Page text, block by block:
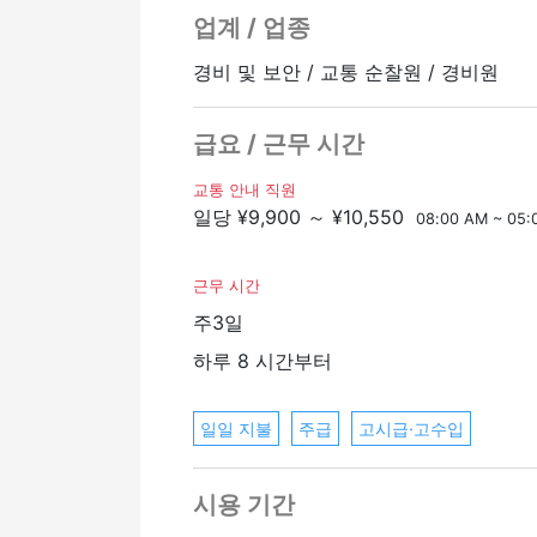
・일에 익숙해지면 야간에도 일할 수 있
*65세 이상은 하루 9,900엔부터
※월급은 경력과 능력에 따라 인상됩니다.
・정규직이 될 수 있는 기회가 있습니다.
・멀리 사는 사람도 온라인으로 면접을
・기숙사가 필요한 경우 문의하시기 바
업계 / 업종
경비 및 보안 / 교통 순찰원 / 경비원
급요 / 근무 시간
교통 안내 직원
일당 ¥9,900 ～ ¥10,550 08:00 AM ~
근무 시간
주3일
하루 8 시간부터
일일 지불 주급 고시급·고수입
시용 기간